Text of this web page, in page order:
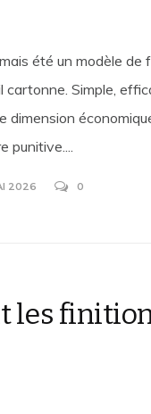
été un modèle de
cartonne. Simple,
dimension
punitive....
2026 0
les